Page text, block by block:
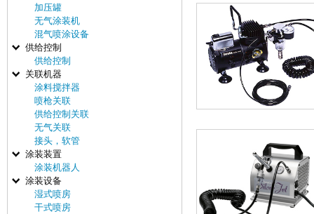
加压罐
无气涂装机
混气喷涂设备
供给控制
供给控制
关联机器
涂料搅拌器
喷枪关联
供给控制关联
无气关联
接头，软管
涂装装置
涂装机器人
涂装设备
湿式喷房
干式喷房